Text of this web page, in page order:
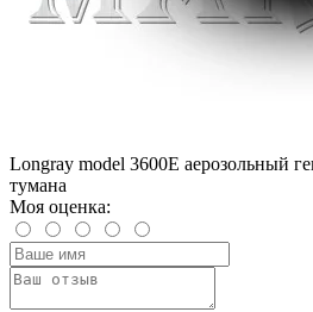
Longray model 3600E аерозольный
тумана
Моя оценка: